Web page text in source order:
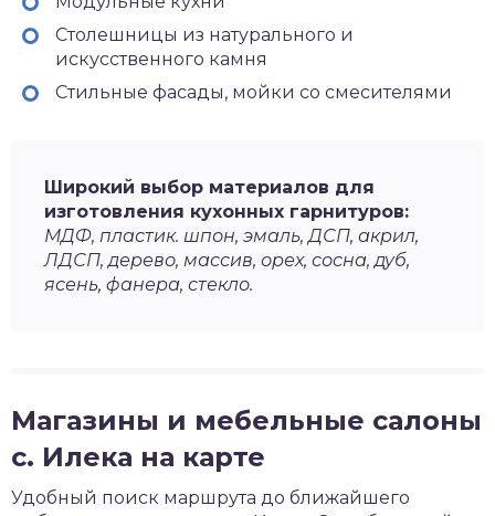
Столешницы из натурального и
искусственного камня
Стильные фасады, мойки со смесителями
Широкий выбор материалов для
изготовления кухонных гарнитуров:
МДФ, пластик. шпон, эмаль, ДСП, акрил,
ЛДСП, дерево, массив, орех, сосна, дуб,
ясень, фанера, стекло.
Магазины и мебельные салоны
с. Илека на карте
Удобный поиск маршрута до ближайшего